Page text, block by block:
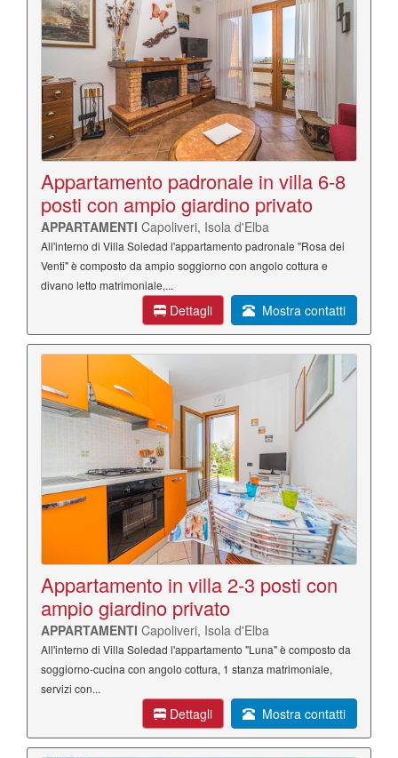
Appartamento padronale in villa 6-8
posti con ampio giardino privato
APPARTAMENTI Capoliveri, Isola d'Elba
All'interno di Villa Soledad l'appartamento padronale "Rosa dei
Venti" è composto da ampio soggiorno con angolo cottura e
divano letto matrimoniale,...
Dettagli Mostra contatti
Appartamento in villa 2-3 posti con
ampio giardino privato
APPARTAMENTI Capoliveri, Isola d'Elba
All'interno di Villa Soledad l'appartamento "Luna" è composto da
soggiorno-cucina con angolo cottura, 1 stanza matrimoniale,
servizi con...
Dettagli Mostra contatti